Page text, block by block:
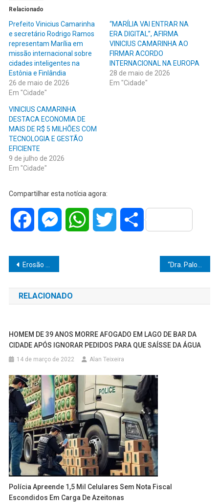
Relacionado
Prefeito Vinicius Camarinha
e secretário Rodrigo Ramos
representam Marília em
missão internacional sobre
cidades inteligentes na
Estônia e Finlândia
26 de maio de 2026
Em "Cidade"
“MARÍLIA VAI ENTRAR NA
ERA DIGITAL”, AFIRMA
VINICIUS CAMARINHA AO
FIRMAR ACORDO
INTERNACIONAL NA EUROPA
28 de maio de 2026
Em "Cidade"
VINICIUS CAMARINHA
DESTACA ECONOMIA DE
MAIS DE R$ 5 MILHÕES COM
TECNOLOGIA E GESTÃO
EFICIENTE
9 de julho de 2026
Em "Cidade"
Compartilhar esta notícia agora:
Facebook MessengerWhatsAppTwitter Share
Navegação
de
Post
Erosão em bairro é solucionada após solicitação da vereadora Vânia Ramos
RELACIONADO
HOMEM DE 39 ANOS MORRE AFOGADO EM LAGO DE BAR DA
CIDADE APÓS IGNORAR PEDIDOS PARA QUE SAÍSSE DA ÁGUA
14 de março de 2022 Alan Teixeira
Polícia Apreende 1,5 Mil Celulares Sem Nota Fiscal
Escondidos Em Carga De Azeitonas